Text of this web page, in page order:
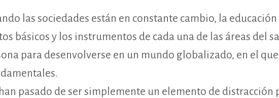
las sociedades están en constante cambio, la
básicos y los instrumentos de cada una de las áreas del
para desenvolverse en un mundo globalizado, en el
pasado de ser simplemente un elemento de distracción